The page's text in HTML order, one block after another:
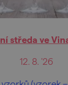
středa ve
12. 8. '26